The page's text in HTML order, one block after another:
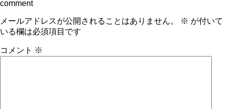
comment
メールアドレスが公開されることはありません。 ※ が付いて
いる欄は必須項目です
コメント ※